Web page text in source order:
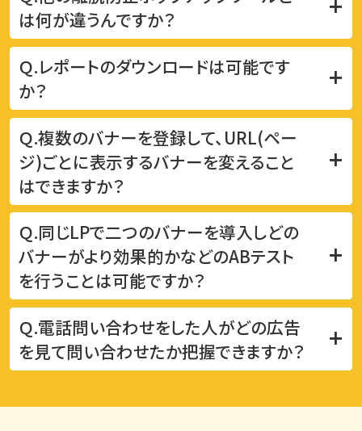
は何が違うんですか？
Ｑ.レポートのダウンロードは可能です
か？
+
Ｑ.複数のバナーを登録して、URL(ペー
ジ)ごとに表示するバナーを変えること
はできますか？
+
Ｑ.同じLPで二つのバナーを導入しどの
バナーがより効果的かなどのABテスト
を行うことは可能ですか？
+
Ｑ.電話問い合わせをした人がどの広告
を見て問い合わせたか把握できますか？ +